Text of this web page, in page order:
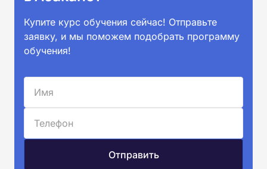
Купите курс обучения сейчас! Отправьте
заявку, и мы поможем подобрать программу
обучения!